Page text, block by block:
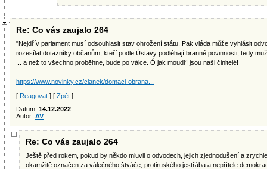
Re: Co vás zaujalo 264
"Nejdřív parlament musí odsouhlasit stav ohrožení státu. Pak vláda může vyhlásit
rozesílat dotazníky občanům, kteří podle Ústavy podléhají branné povinnosti, tedy
... a než to všechno proběhne, bude po válce. Ó jak moudří jsou naši činitelé!
https://www.novinky.cz/clanek/domaci-obrana...
[ Reagovat ] [ Zpět ]
Datum: 14.12.2022
Autor: AV
Re: Co vás zaujalo 264
Ještě před rokem, pokud by někdo mluvil o odvodech, jejich zjednodušení a
okamžitě označen za válečného štváče, protiruského jestřába a nepřítele